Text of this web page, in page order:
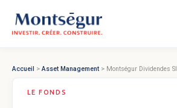
Accueil > Asset Management > Montségur Dividendes SI
LE FONDS